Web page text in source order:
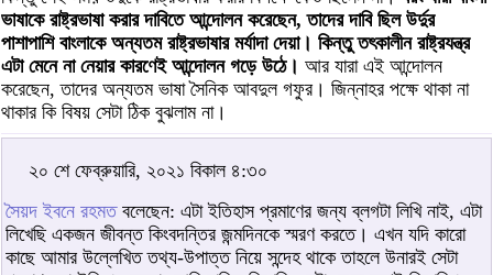
ভাষাকে রাষ্ট্রভাষা করার দাবিতে আন্দোলন করেছেন, তাদের দাবি ছিল উর্দুর
পাশাপাশি বাংলাকে অন্যতম রাষ্ট্রভাষার মর্যাদা দেয়া। কিন্তু তৎকালীন রাষ্ট্রযন্ত্র
এটা মেনে না নেয়ার কারণেই আন্দোলন গড়ে উঠে। আর যারা এই আন্দোলন
করেছেন, তাদের অন্যতম ভাষা সৈনিক আবদুল গফুর। জিন্নাহর পক্ষে থাকা না
থাকার কি বিষয় সেটা ঠিক বুঝলাম না।
২০ শে ফেব্রুয়ারি, ২০২১ বিকাল ৪:৩০
সৈয়দ ইবনে রহমতবলেছেন: এটা ইতিহাস প্রমাণের জন্য ব্লগটা লিখি নাই, এটা
লিখেছি একজন জীবন্ত কিংবদন্তির জন্মদিনকে স্মরণ করতে। এখন যদি কারো
কাছে আমার উল্লেখিত তথ্য-উপাত্ত নিয়ে সন্দেহ থাকে তাহলে উনারই সেটা